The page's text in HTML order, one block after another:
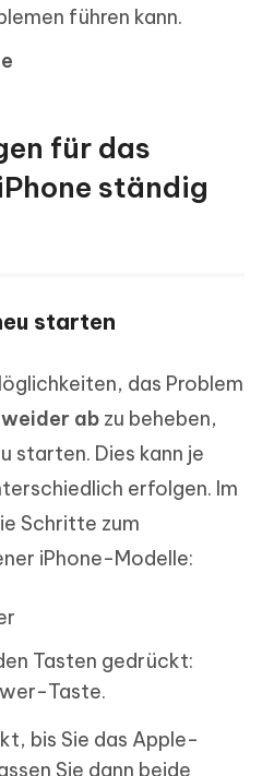
führen kann.
für das
ständig
starten
das Problem
ab zu beheben,
starten. Dies kann je
erfolgen. Im
Schritte zum
iPhone-Modelle:
Tasten gedrückt:
Taste.
bis Sie das Apple-
Sie dann beide